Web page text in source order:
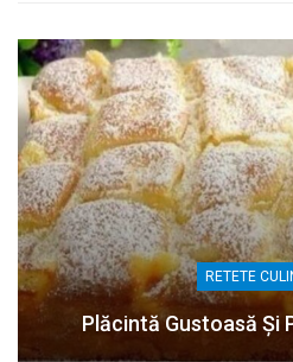
RETETE
Plăcintă Gustoasă Și